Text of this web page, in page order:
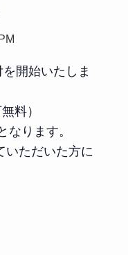
開始いたしま
料）
なります。
いただいた方に